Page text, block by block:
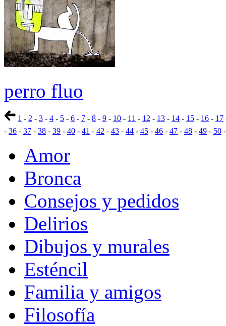
perro fluo
1 - 2 - 3 - 4 - 5 - 6 - 7 - 8 - 9 - 10 - 11 - 12 - 13 - 14 - 15 - 16 - 17
- 36 - 37 - 38 - 39 - 40 - 41 - 42 - 43 - 44 - 45 - 46 - 47 - 48 - 49 - 50
Amor
Bronca
Consejos y pedidos
Delirios
Dibujos y murales
Esténcil
Familia y amigos
Filosofía